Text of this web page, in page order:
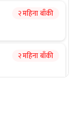
२ महिना बाँकी
२ महिना बाँकी